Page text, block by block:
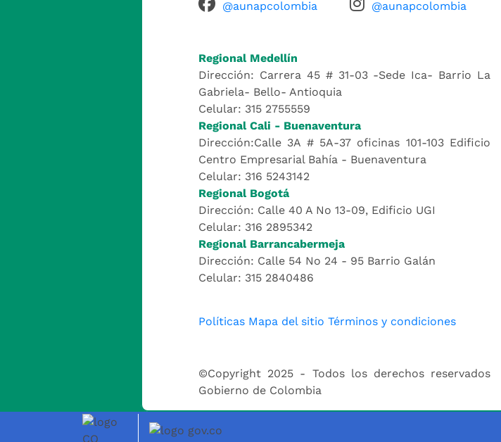
@aunapcolombia @aunapcolombia
Regional Medellín
Dirección: Carrera 45 # 31-03 -Sede Ica- Barrio La
Gabriela- Bello- Antioquia
Celular: 315 2755559
Regional Cali - Buenaventura
Dirección:Calle 3A # 5A-37 oficinas 101-103 Edificio
Centro Empresarial Bahía - Buenaventura
Celular: 316 5243142
Regional Bogotá
Dirección: Calle 40 A No 13-09, Edificio UGI
Celular: 316 2895342
Regional Barrancabermeja
Dirección: Calle 54 No 24 - 95 Barrio Galán
Celular: 315 2840486
Políticas Mapa del sitio Términos y condiciones
©Copyright 2025 - Todos los derechos reservados
Gobierno de Colombia